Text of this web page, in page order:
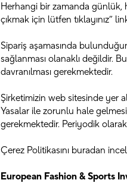
Herhangi bir zamanda günlük,
çıkmak için lütfen tıklayınız”
Sipariş aşamasında
sağlanması olanaklı değildir.
davranılması gerekmektedir.
Şirketimizin web sitesinde yer
Yasalar ile zorunlu hale
gerekmektedir. Periyodik
Çerez Politikasını buradan
European Fashion & Sports